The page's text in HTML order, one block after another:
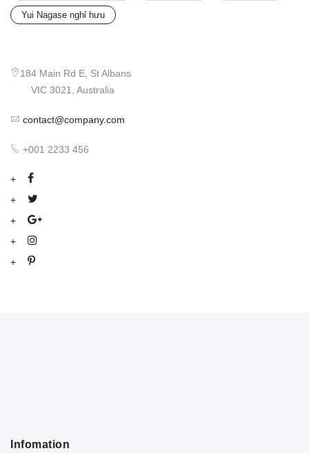
Yui Nagase nghỉ hưu
184 Main Rd E, St Albans
VIC 3021, Australia
contact@company.com
+001 2233 456
Infomation